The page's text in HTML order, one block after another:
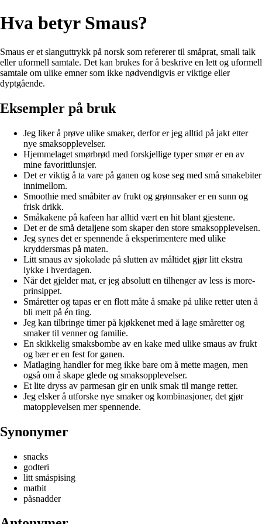
Hva betyr Smaus?
Smaus er et slanguttrykk på norsk som refererer til småprat, small talk
eller uformell samtale. Det kan brukes for å beskrive en lett og uformell
samtale om ulike emner som ikke nødvendigvis er viktige eller
dyptgående.
Eksempler på bruk
Jeg liker å prøve ulike smaker, derfor er jeg alltid på jakt etter
nye smaksopplevelser.
Hjemmelaget smørbrød med forskjellige typer smør er en av
mine favorittlunsjer.
Det er viktig å ta vare på ganen og kose seg med små smakebiter
innimellom.
Smoothie med småbiter av frukt og grønnsaker er en sunn og
frisk drikk.
Småkakene på kafeen har alltid vært en hit blant gjestene.
Det er de små detaljene som skaper den store smaksopplevelsen.
Jeg synes det er spennende å eksperimentere med ulike
kryddersmas på maten.
Litt smaus av sjokolade på slutten av måltidet gjør litt ekstra
lykke i hverdagen.
Når det gjelder mat, er jeg absolutt en tilhenger av less is more-
prinsippet.
Småretter og tapas er en flott måte å smake på ulike retter uten å
bli mett på én ting.
Jeg kan tilbringe timer på kjøkkenet med å lage småretter og
smaker til venner og familie.
En skikkelig smaksbombe av en kake med ulike smaus av frukt
og bær er en fest for ganen.
Matlaging handler for meg ikke bare om å mette magen, men
også om å skape glede og smaksopplevelser.
Et lite dryss av parmesan gir en unik smak til mange retter.
Jeg elsker å utforske nye smaker og kombinasjoner, det gjør
matopplevelsen mer spennende.
Synonymer
snacks
godteri
litt småspising
matbit
påsnadder